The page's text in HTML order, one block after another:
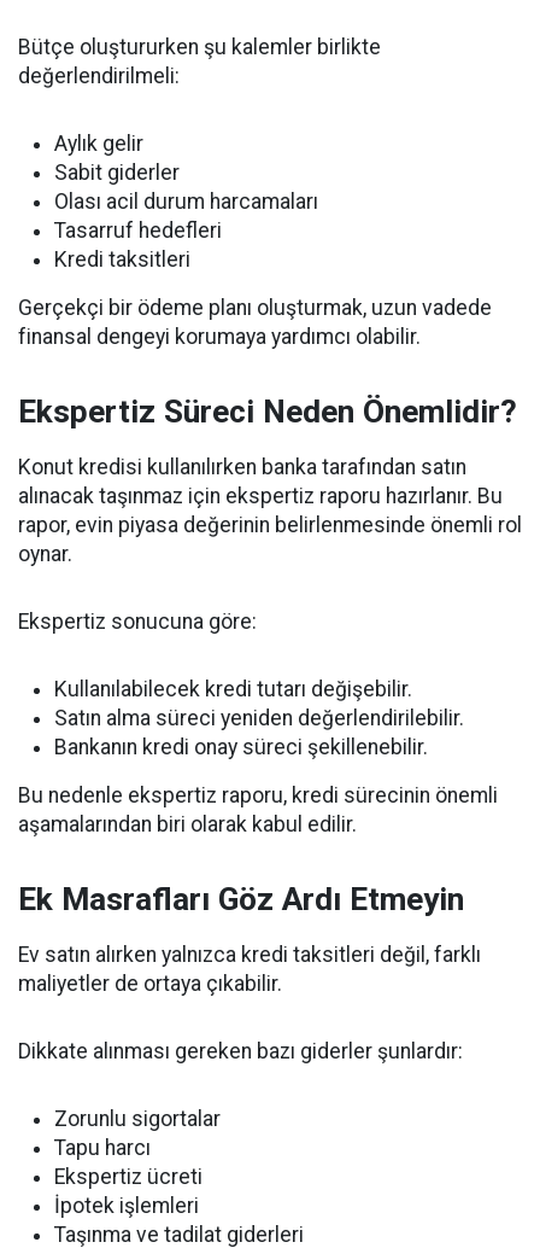
Bütçe oluştururken şu kalemler birlikte
değerlendirilmeli:
Aylık gelir
Sabit giderler
Olası acil durum harcamaları
Tasarruf hedefleri
Kredi taksitleri
Gerçekçi bir ödeme planı oluşturmak, uzun vadede
finansal dengeyi korumaya yardımcı olabilir.
Ekspertiz Süreci Neden Önemlidir?
Konut kredisi kullanılırken banka tarafından satın
alınacak taşınmaz için ekspertiz raporu hazırlanır. Bu
rapor, evin piyasa değerinin belirlenmesinde önemli rol
oynar.
Ekspertiz sonucuna göre:
Kullanılabilecek kredi tutarı değişebilir.
Satın alma süreci yeniden değerlendirilebilir.
Bankanın kredi onay süreci şekillenebilir.
Bu nedenle ekspertiz raporu, kredi sürecinin önemli
aşamalarından biri olarak kabul edilir.
Ek Masrafları Göz Ardı Etmeyin
Ev satın alırken yalnızca kredi taksitleri değil, farklı
maliyetler de ortaya çıkabilir.
Dikkate alınması gereken bazı giderler şunlardır:
Zorunlu sigortalar
Tapu harcı
Ekspertiz ücreti
İpotek işlemleri
Taşınma ve tadilat giderleri